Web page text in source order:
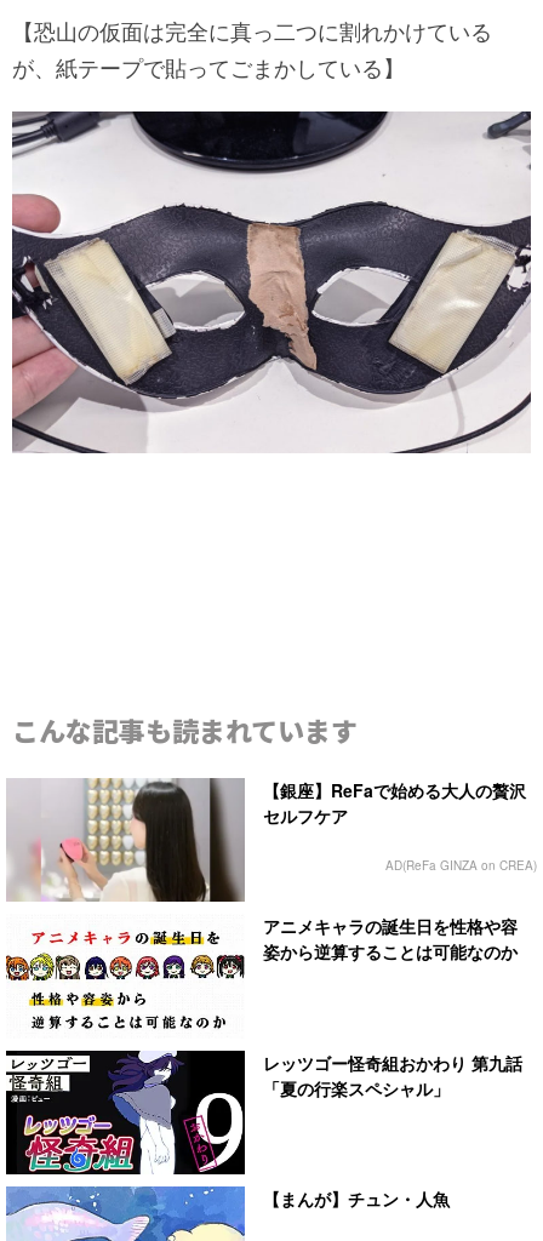
【恐山の仮面は完全に真っ二つに割れかけている
が、紙テープで貼ってごまかしている】
こんな記事も読まれています
【銀座】ReFaで始める大人の贅沢
セルフケア
AD(ReFa GINZA on CREA)
アニメキャラの誕生日を性格や容
姿から逆算することは可能なのか
レッツゴー怪奇組おかわり 第九話
「夏の行楽スペシャル」
【まんが】チュン・人魚